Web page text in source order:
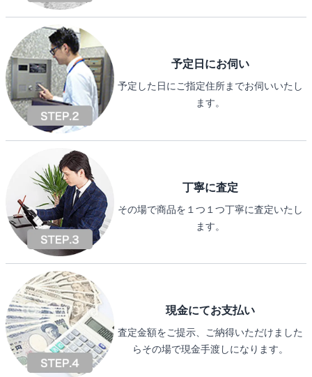
予定日にお伺い
予定した日にご指定住所までお伺いいたし
ます。
丁寧に査定
その場で商品を１つ１つ丁寧に査定いたし
ます。
現金にてお支払い
査定金額をご提示、ご納得いただけました
らその場で現金手渡しになります。